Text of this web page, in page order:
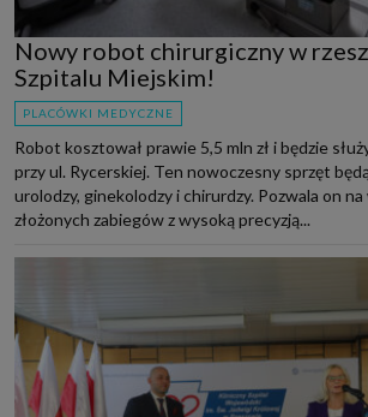
Nowy robot chirurgiczny w
Szpitalu Miejskim!
PLACÓWKI MEDYCZNE
Robot kosztował prawie 5,5 mln zł i będzie
przy ul. Rycerskiej. Ten nowoczesny sprzęt
urolodzy, ginekolodzy i chirurdzy. Pozwala on
złożonych zabiegów z wysoką precyzją...